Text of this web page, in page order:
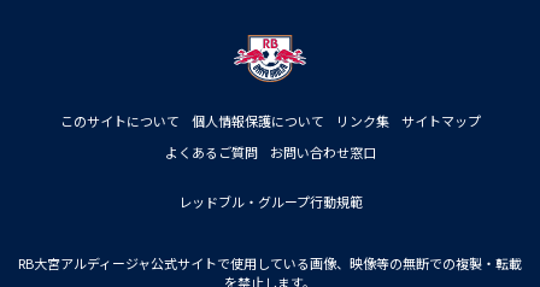
このサイトについて 個人情報保護について リンク集
サイトマップ
よくあるご質問
お問い合わせ窓口
レッドブル・グループ行動規範
RB大宮アルディージャ公式サイトで使用している画像、映像等の無断での複製・転載
を禁止します。